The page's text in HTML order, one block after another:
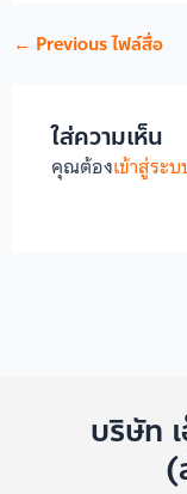
← Previous ไฟล์สื่อ
ใส่ความเห็น
คุณต้องเข้าสู่ระ
บริษัท
(